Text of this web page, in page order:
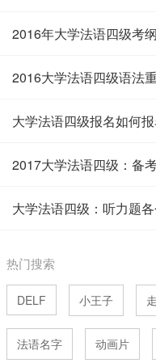
2016年大学法语四级考
2016大学法语四级语法
大学法语四级报名如何报
2017大学法语四级：备
大学法语四级：听力题
热门搜索
DELF 小王子
法语名字 动画片